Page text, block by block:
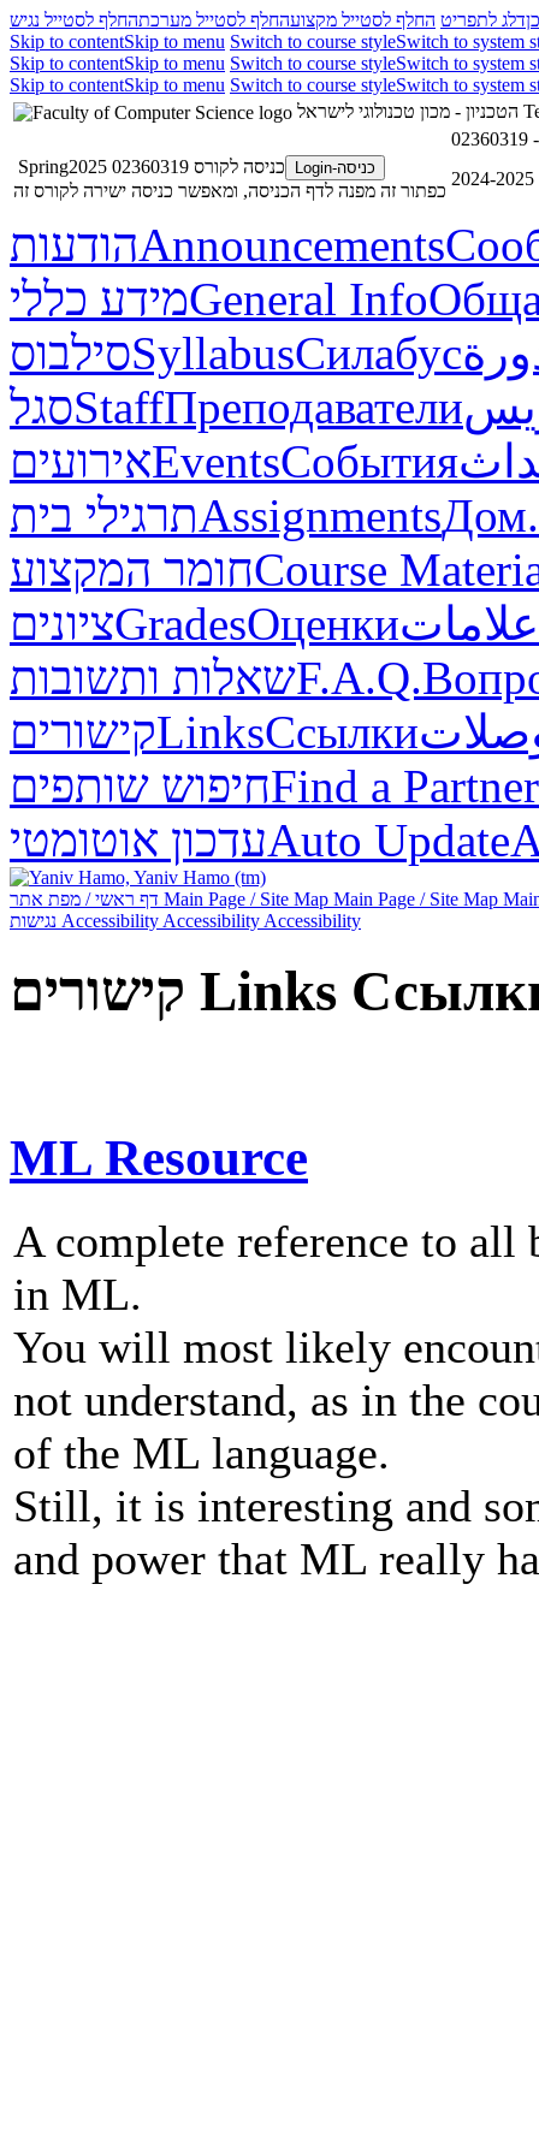
דלג לתפריט החלף לסטייל מקצועהחלף לסטייל מערכתהחלף לסטייל נגיש
Skip to contentSkip to menu Switch to course styleSwitch to system
Skip to contentSkip to menu Switch to course styleSwitch to system
Skip to contentSkip to menu Switch to course styleSwitch to system
כניסה-Login
כניסה לקורס 02360319 Spring2025
כפתור זה מפנה לדף הכניסה, ומאפשר כניסה ישירה לקורס זה
הודעותAnnouncements
מידע כלליGeneral Info
סילבוסSyllabusСилабус
סגלStaffПреподаватели
אירועיםEventsСобытия
תרגילי ביתAssignmentsДом.
חומר המקצועCourse
ציוניםGradesОценкиعلامات
שאלות ותשובותF.A.Q.
קישוריםLinksСсылки
חיפוש שותפיםFind a Partner
עדכון אוטומטיAuto Update
Main Page / Site Map Main Page / Site Map
Accessibility Accessibility Accessibility
קישורים Links
ML Resource
A complete reference to
in ML.
You will most likely
not understand, as in the
of the ML language.
Still, it is interesting and
and power that ML really